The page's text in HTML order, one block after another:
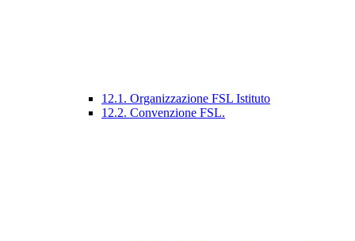
12.1. Organizzazione FSL Istituto
12.2. Convenzione FSL.